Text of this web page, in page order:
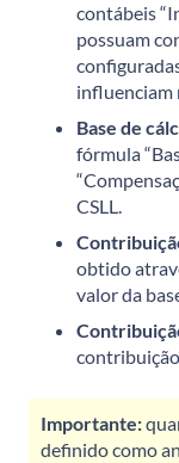
contábeis
possuam
influenciam
Base de
fórmula
CSLL.
obtido
valor da
Importante:
definido como